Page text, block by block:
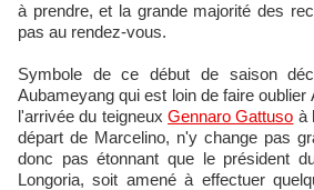
à prendre, et la grande majorité des
pas au rendez-vous.
Symbole de ce début de saison
Aubameyang qui est loin de faire
l'arrivée du teigneuxGennaro Gattuso à
départ de Marcelino, n'y change pas
donc pas étonnant que le président
Longoria, soit amené à effectuer